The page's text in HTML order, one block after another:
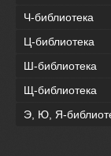
Ч-библиотека
Ц-библиотека
Ш-библиотека
Щ-библиотека
Э, Ю, Я-